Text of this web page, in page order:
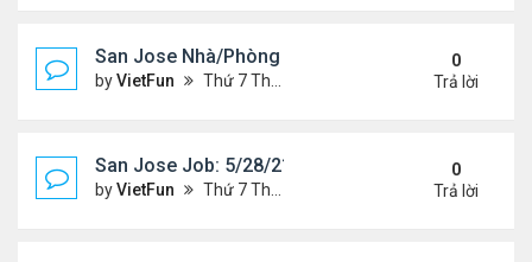
San Jose Nhà/Phòng 5/28/21-6/4/21
byVietFun Thứ 7 Tháng 5 29, 2021 10:14 am
0
Trả lời
San Jose Job: 5/28/21- 6/4/2021
byVietFun Thứ 7 Tháng 5 29, 2021 10:13 am
0
Trả lời